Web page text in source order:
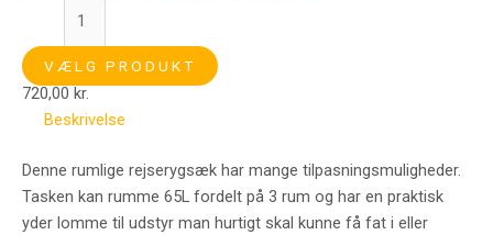
VÆLG PRODUKT
720,00 kr.
Beskrivelse
Denne rumlige rejserygsæk har mange tilpasningsmuligheder.
Tasken kan rumme 65L fordelt på 3 rum og har en praktisk
yder lomme til udstyr man hurtigt skal kunne få fat i eller